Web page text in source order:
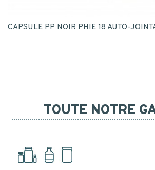
CAPSULE PP NOIR PHIE 18 AUTO-
TOUTE NOTRE